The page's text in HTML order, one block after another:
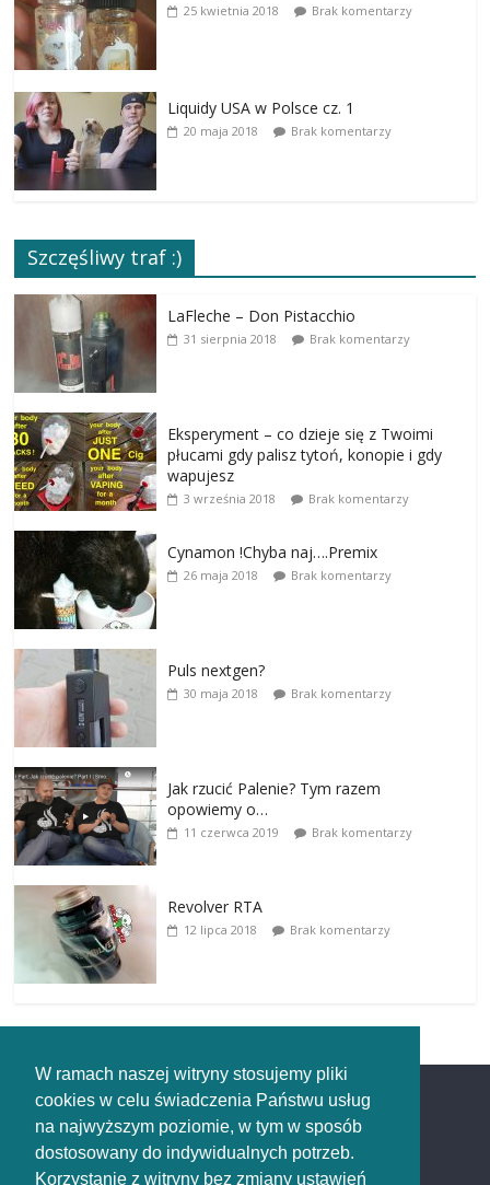
W ramach naszej witryny stosujemy pliki
cookies w celu świadczenia Państwu usług
na najwyższym poziomie, w tym w sposób
dostosowany do indywidualnych potrzeb.
Korzystanie z witryny bez zmiany ustawień
25 kwietnia 2018 Brak komentarzy
Liquidy USA w Polsce cz. 1
20 maja 2018 Brak komentarzy
Szczęśliwy traf :)
LaFleche – Don Pistacchio
31 sierpnia 2018 Brak komentarzy
Eksperyment – co dzieje się z Twoimi
płucami gdy palisz tytoń, konopie i gdy
wapujesz
3 września 2018 Brak komentarzy
Cynamon !Chyba naj….Premix
26 maja 2018 Brak komentarzy
Puls nextgen?
30 maja 2018 Brak komentarzy
Jak rzucić Palenie? Tym razem
opowiemy o…
11 czerwca 2019 Brak komentarzy
Revolver RTA
12 lipca 2018 Brak komentarzy
Redakcja
Redakcja